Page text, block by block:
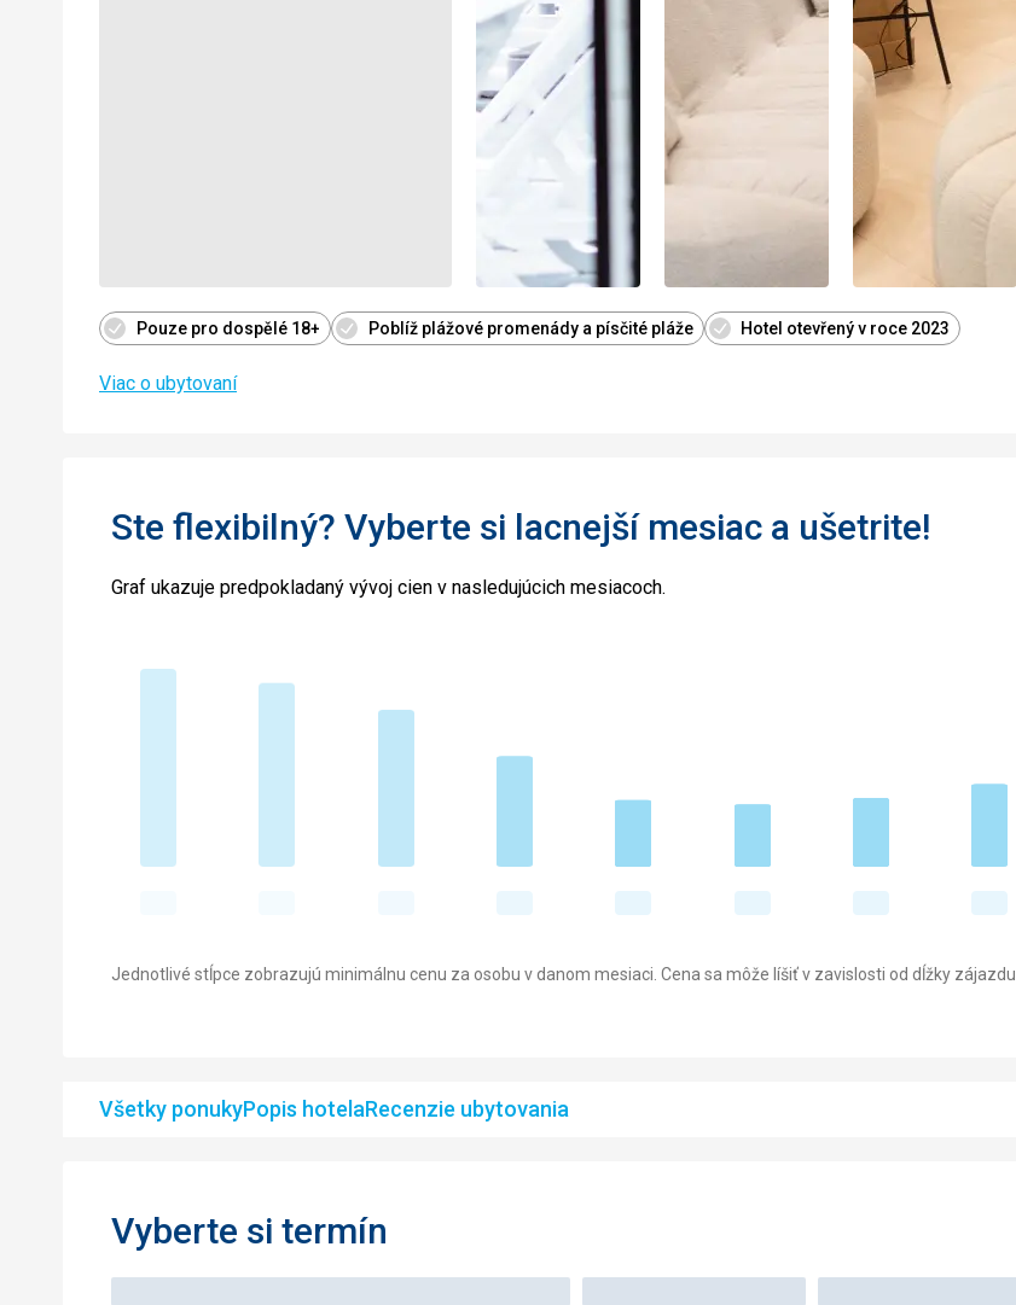
Pouze pro dospělé 18+ Poblíž plážové promenády a písčité pláže Hotel otevřený v roce 2023
Viac o ubytovaní
Ste flexibilný? Vyberte si lacnejší mesiac a ušetrite!
Graf ukazuje predpokladaný vývoj cien v nasledujúcich mesiacoch.
Jednotlivé stĺpce zobrazujú minimálnu cenu za osobu v danom mesiaci. Cena sa môže líšiť v zavislosti od dĺžky zájazdu.
Všetky ponukyPopis hotelaRecenzie ubytovania
Vyberte si termín